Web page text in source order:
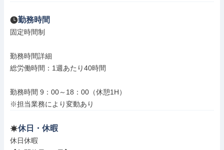
勤務時間
固定時間制
勤務時間詳細
総労働時間：1週あたり40時間
勤務時間 9：00～18：00（休憩1H）
※担当業務により変動あり
休日・休暇
休日休暇